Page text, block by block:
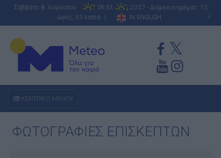
Σάββατο 8 Αυγούστου 06:33
20:27 - Διάρκεια ημέρας: 13
ώρες, 53 λεπτά |
IN ENGLISH A
ΚΕΝΤΡΙΚΟ ΜΕΝΟΥ
ΦΩΤΟΓΡΑΦΙΕΣ ΕΠΙΣΚΕΠΤΩΝ